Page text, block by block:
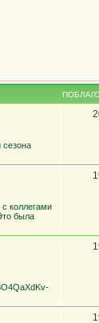
сезона
коллегами
была